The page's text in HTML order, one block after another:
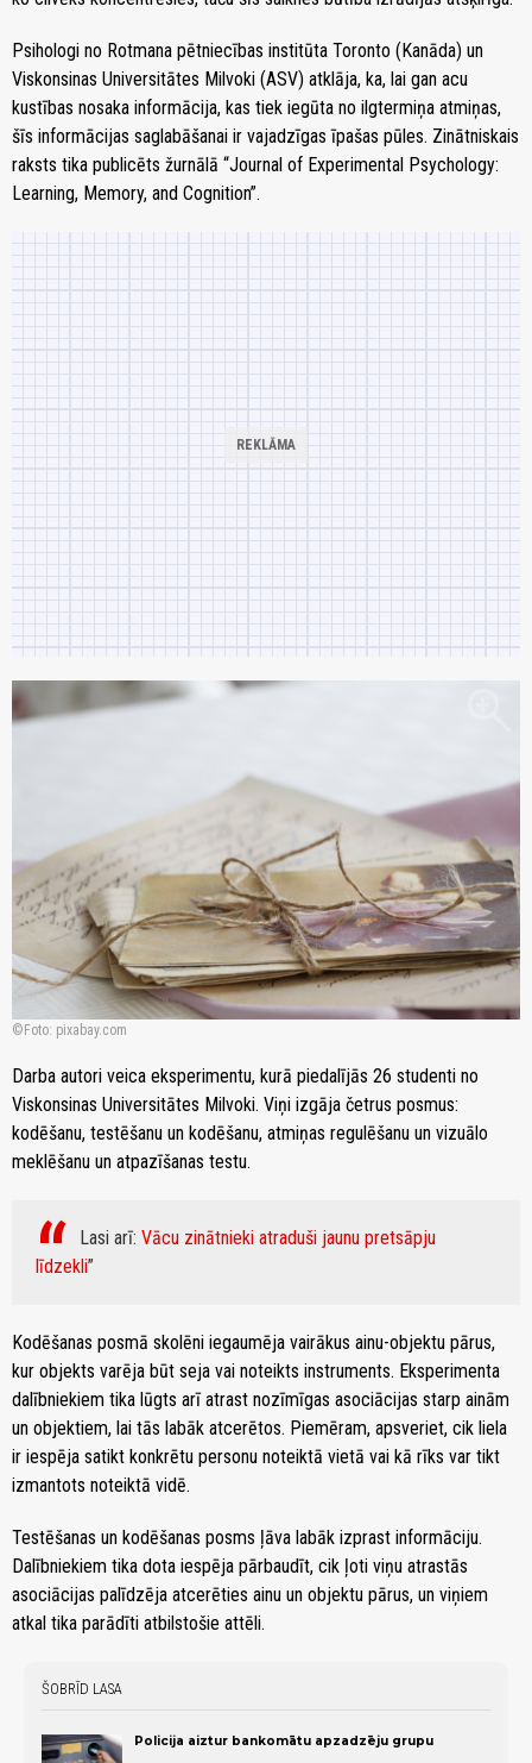
Psihologi no Rotmana pētniecības institūta Toronto (Kanāda) un
Viskonsinas Universitātes Milvoki (ASV) atklāja, ka, lai gan acu
kustības nosaka informācija, kas tiek iegūta no ilgtermiņa atmiņas,
šīs informācijas saglabāšanai ir vajadzīgas īpašas pūles. Zinātniskais
raksts tika publicēts žurnālā “Journal of Experimental Psychology:
Learning, Memory, and Cognition”.
Foto: pixabay.com
Darba autori veica eksperimentu, kurā piedalījās 26 studenti no
Viskonsinas Universitātes Milvoki. Viņi izgāja četrus posmus:
kodēšanu, testēšanu un kodēšanu, atmiņas regulēšanu un vizuālo
meklēšanu un atpazīšanas testu.
Lasi arī: Vācu zinātnieki atraduši jaunu pretsāpju
līdzekli
Kodēšanas posmā skolēni iegaumēja vairākus ainu-objektu pārus,
kur objekts varēja būt seja vai noteikts instruments. Eksperimenta
dalībniekiem tika lūgts arī atrast nozīmīgas asociācijas starp ainām
un objektiem, lai tās labāk atcerētos. Piemēram, apsveriet, cik liela
ir iespēja satikt konkrētu personu noteiktā vietā vai kā rīks var tikt
izmantots noteiktā vidē.
Testēšanas un kodēšanas posms ļāva labāk izprast informāciju.
Dalībniekiem tika dota iespēja pārbaudīt, cik ļoti viņu atrastās
asociācijas palīdzēja atcerēties ainu un objektu pārus, un viņiem
atkal tika parādīti atbilstošie attēli.
ŠOBRĪD LASA
Policija aiztur bankomātu apzadzēju grupu